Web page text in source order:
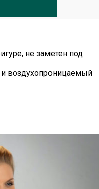
не заметен под
воздухопроницаемый